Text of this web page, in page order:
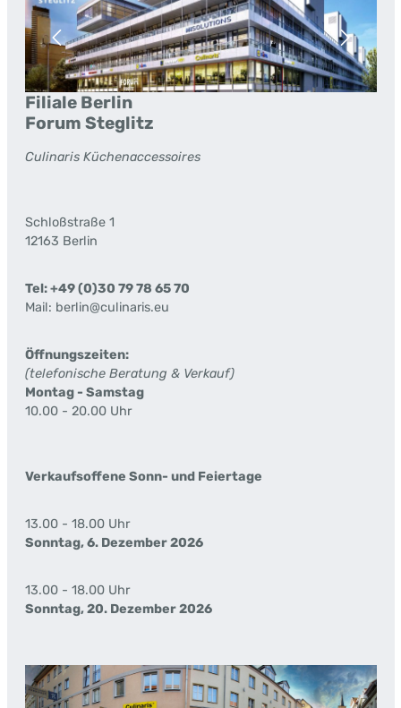
Filiale Berlin
Forum Steglitz
Culinaris Küchenaccessoires
Schloßstraße 1
12163 Berlin
Tel: +49 (0)30 79 78 65 70
Mail: berlin@culinaris.eu
Öffnungszeiten:
(telefonische Beratung & Verkauf)
Montag - Samstag
10.00 - 20.00 Uhr
Verkaufsoffene Sonn- und Feiertage
13.00 - 18.00 Uhr
Sonntag, 6. Dezember 2026
13.00 - 18.00 Uhr
Sonntag, 20. Dezember 2026